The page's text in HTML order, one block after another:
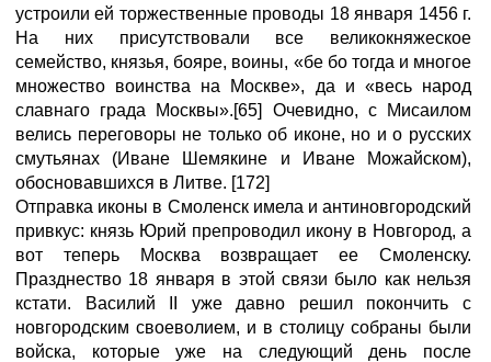
устроили ей торжественные проводы 18 января 1456 г.
На них присутствовали все великокняжеское
семейство, князья, бояре, воины, «бе бо тогда и многое
множество воинства на Москве», да и «весь народ
славнаго града Москвы».[65] Очевидно, с Мисаилом
велись переговоры не только об иконе, но и о русских
смутьянах (Иване Шемякине и Иване Можайском),
обосновавшихся в Литве. [172]
Отправка иконы в Смоленск имела и антиновгородский
привкус: князь Юрий препроводил икону в Новгород, а
вот теперь Москва возвращает ее Смоленску.
Празднество 18 января в этой связи было как нельзя
кстати. Василий II уже давно решил покончить с
новгородским своеволием, и в столицу собраны были
войска, которые уже на следующий день после